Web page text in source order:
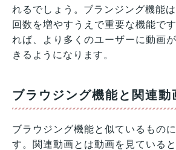
れるでしょう。ブランジング機能
回数を増やすうえで重要な機能で
れば、より多くのユーザーに動画
きるようになります。
ブラウジング機能と関連動
ブラウジング機能と似ているもの
す。関連動画とは動画を見ている